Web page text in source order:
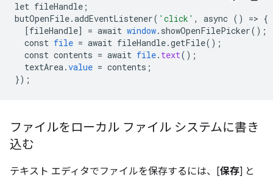
let fileHandle ;
butOpenFile.addEventListener( 'click' , async () => {
[fileHandle] = await window. showOpenFilePicker();
const file = await fileHandle.getFile();
const contents = await file. text();
textArea.value = contents ;
});
ファイルをローカル ファイル システムに書き
込む
テキスト エディタでファイルを保存するには、[保存] と